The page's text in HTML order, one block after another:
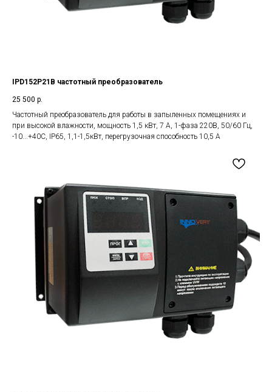
IPD152P21B частотный преобразователь
25 500 р.
Частотный преобразователь для работы в запыленных помещениях и
при высокой влажности, мощность 1,5 кВт, 7 А, 1-фаза 220В, 50/60 Гц,
-10...+40С, IP65, 1,1-1,5кВт, перегрузочная способность 10,5 А